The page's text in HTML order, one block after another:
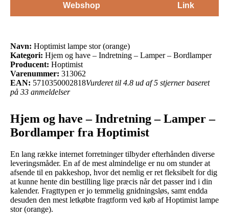
Webshop
Link
Navn: Hoptimist lampe stor (orange)
Kategori: Hjem og have – Indretning – Lamper – Bordlamper
Producent: Hoptimist
Varenummer: 313062
EAN: 5710350002818Vurderet til 4.8 ud af 5 stjerner baseret
på 33 anmeldelser
Hjem og have – Indretning – Lamper –
Bordlamper fra Hoptimist
En lang række internet forretninger tilbyder efterhånden diverse
leveringsmåder. En af de mest almindelige er nu om stunder at
afsende til en pakkeshop, hvor det nemlig er ret fleksibelt for dig
at kunne hente din bestilling lige præcis når det passer ind i din
kalender. Fragttypen er jo temmelig gnidningsløs, samt endda
desuden den mest letkøbte fragtform ved køb af Hoptimist lampe
stor (orange).